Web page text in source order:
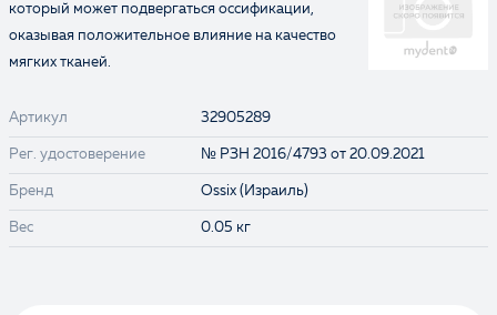
который может подвергаться оссификации,
оказывая положительное влияние на качество
мягких тканей.
Артикул 32905289
Рег. удостоверение № РЗН 2016/4793 от 20.09.2021
Бренд Ossix (Израиль)
Вес 0.05 кг